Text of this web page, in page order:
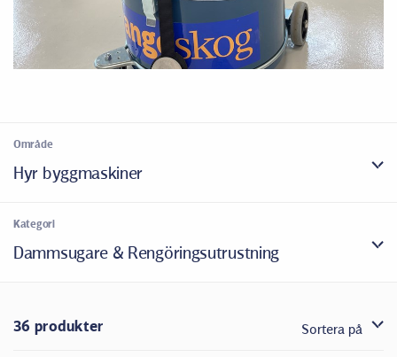
Område
Hyr byggmaskiner
Kategori
Dammsugare & Rengöringsutrustning
36 produkter Sortera på